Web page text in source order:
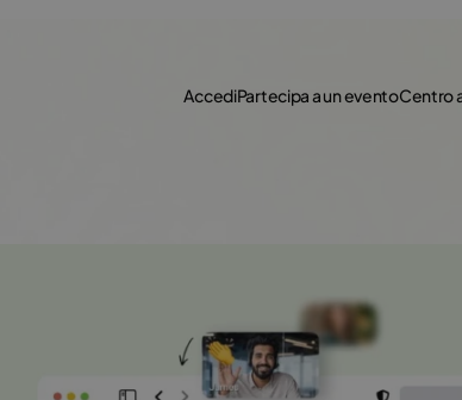
AccediPartecipa a un eventoCentro